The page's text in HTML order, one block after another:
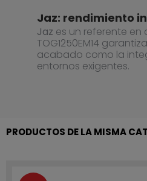
Jaz: rendimiento
Jaz es un referente en
TOG1250EM14
acabado como la
entornos exigentes.
PRODUCTOS DE LA MISMA